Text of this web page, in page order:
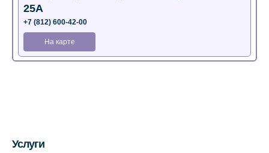
25А
+7 (812) 600-42-00
На карте
Услуги